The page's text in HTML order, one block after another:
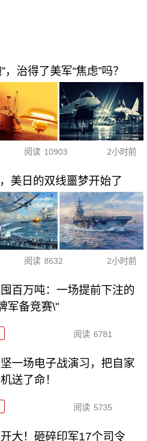
治得了美军“焦虑”吗？
阅读 10903 2小时前
美日的双线噩梦开始了
阅读 8632 2小时前
百万吨：一场提前下注的
军备竞赛\"
阅读 6781
一场电子战演习，把自家
送了命！
阅读 5735
大！砸碎印军17个司令